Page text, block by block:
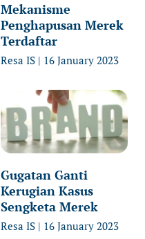
Mekanisme
Penghapusan Merek
Terdaftar
Resa IS 16 January 2023
Gugatan Ganti
Kerugian Kasus
Sengketa Merek
Resa IS 16 January 2023